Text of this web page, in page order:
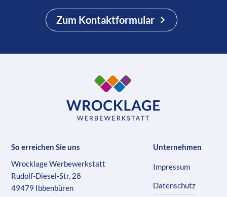
Zum Kontaktformular
So erreichen Sie uns
Wrocklage Werbewerkstatt
Rudolf-Diesel-Str. 28
49479 Ibbenbüren
Unternehmen
Impressum
Datenschutz